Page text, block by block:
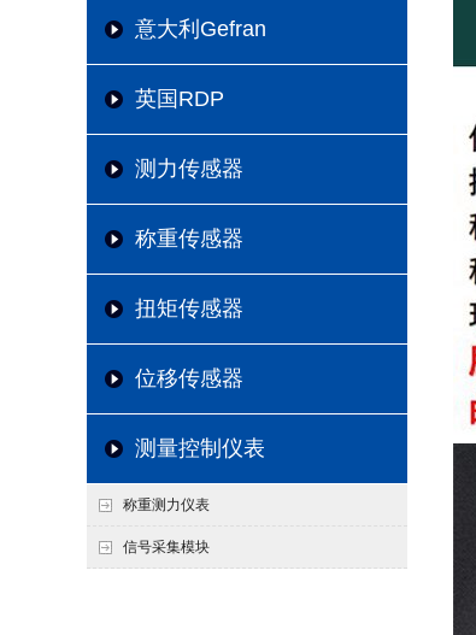
意大利Gefran
英国RDP
测力传感器
称重传感器
扭矩传感器
位移传感器
测量控制仪表
称重测力仪表
信号采集模块